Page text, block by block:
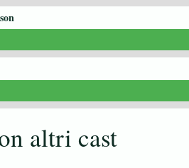
altri cast